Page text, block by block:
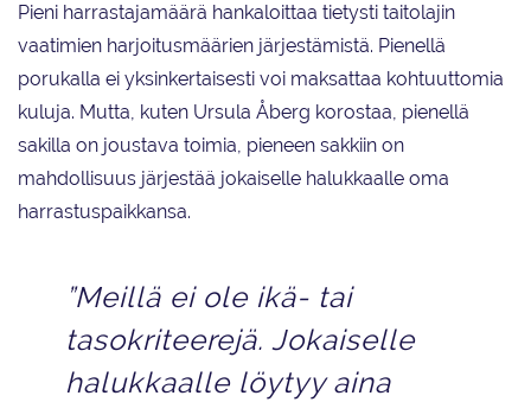
Pieni harrastajamäärä hankaloittaa tietysti taitolajin
vaatimien harjoitusmäärien järjestämistä. Pienellä
porukalla ei yksinkertaisesti voi maksattaa kohtuuttomia
kuluja. Mutta, kuten Ursula Åberg korostaa, pienellä
sakilla on joustava toimia, pieneen sakkiin on
mahdollisuus järjestää jokaiselle halukkaalle oma
harrastuspaikkansa.
”Meillä ei ole ikä- tai
tasokriteerejä. Jokaiselle
halukkaalle löytyy aina